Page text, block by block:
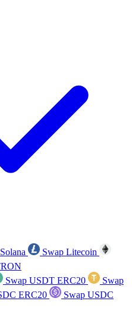
Swap Litecoin
Swap USDT ERC20
Swap
ERC20
Swap USDC